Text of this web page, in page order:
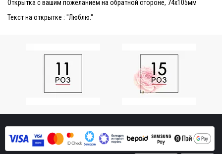
Открытка с вашим пожеланием на обратной стороне, 74х105мм
Текст на открытке : "Люблю."